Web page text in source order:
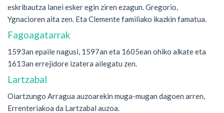
eskribautza lanei esker egin ziren ezagun. Gregorio,
Ygnacioren aita zen. Eta Clemente familiako ikazkin famatua.
Fagoagatarrak
1593an epaile nagusi, 1597an eta 1605ean ohiko alkate eta
1613an errejidore izatera ailegatu zen.
Lartzabal
Oiartzungo Arragua auzoarekin muga-mugan dagoen arren,
Errenteriakoa da Lartzabal auzoa.